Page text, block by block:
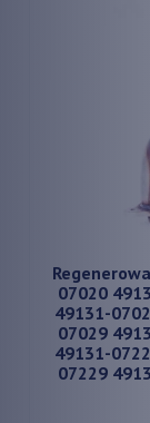
07020
49131-
07029
49131-
07229